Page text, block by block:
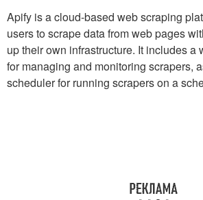
Apify is a cloud-based web scraping
users to scrape data from web pages
up their own infrastructure. It includes a
for managing and monitoring scrapers,
scheduler for running scrapers on a